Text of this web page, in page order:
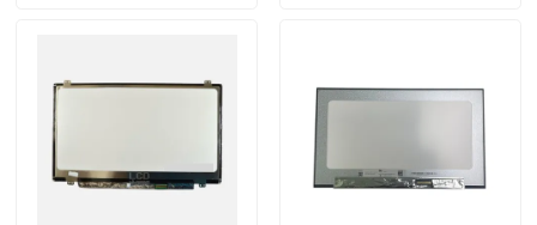
Замена экрана LCD Acer